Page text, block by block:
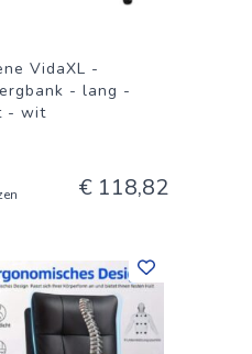
VidaXL -
- lang -
- wit
€ 118,82